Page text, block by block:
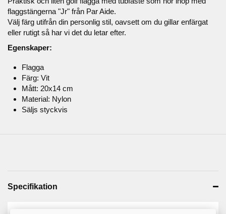
flaggstängerna "Jr" från Par Aide.
Välj färg utifrån din personlig stil, oavsett om du gillar enfärgat
eller rutigt så har vi det du letar efter.
Egenskaper:
Flagga
Färg: Vit
Mått: 20x14 cm
Material: Nylon
Säljs styckvis
Specifikation